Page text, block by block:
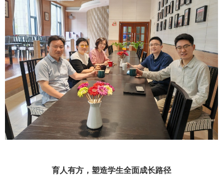
育人有方，塑造学生全面成长路径